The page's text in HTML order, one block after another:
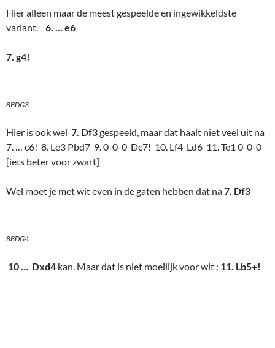
Hier alleen maar de meest gespeelde en ingewikkeldste
variant. 6. … e6
7. g4!
8BDG3
Hier is ook wel 7. Df3gespeeld, maar dat haalt niet veel uit na
7. … c6! 8. Le3 Pbd7 9. 0-0-0 Dc7! 10. Lf4 Ld6 11. Te1 0-0-0
[iets beter voor zwart]
Wel moet je met wit even in de gaten hebben dat na7. Df3
8BDG4
10 … Dxd4 kan. Maar dat is niet moeilijk voor wit : 11. Lb5+!